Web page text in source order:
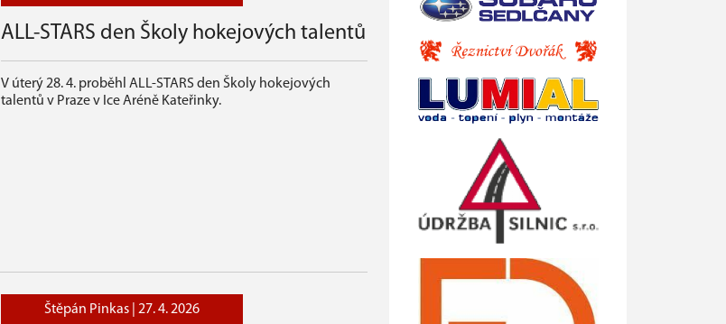
ALL-STARS den Školy hokejových talentů
V úterý 28. 4. proběhl ALL-STARS den Školy hokejových
talentů v Praze v Ice Aréně Kateřinky.
Štěpán Pinkas | 27. 4. 2026